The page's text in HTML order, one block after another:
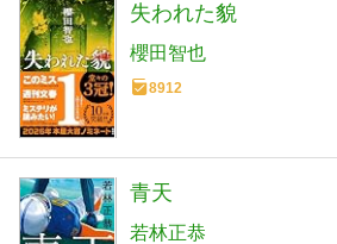
失われた貌
櫻田智也
8912
青天
若林正恭